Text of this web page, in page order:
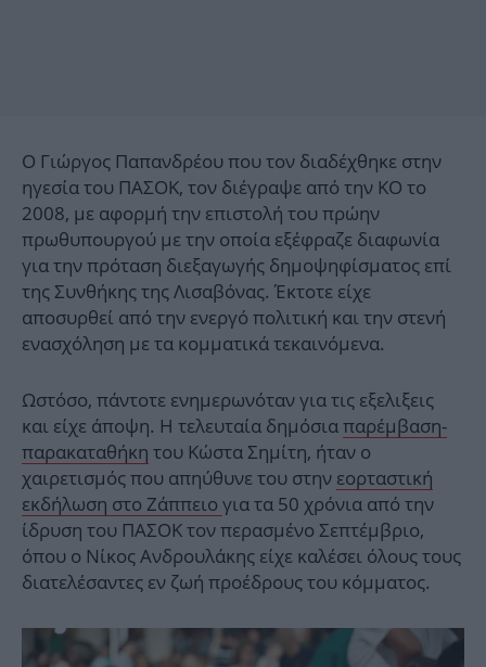
Ο Γιώργος Παπανδρέου που τον διαδέχθηκε στην
ηγεσία του ΠΑΣΟΚ, τον διέγραψε από την ΚΟ το
2008, με αφορμή την επιστολή του πρώην
πρωθυπουργού με την οποία εξέφραζε διαφωνία
για την πρόταση διεξαγωγής δημοψηφίσματος επί
της Συνθήκης της Λισαβόνας. Έκτοτε είχε
αποσυρθεί από την ενεργό πολιτική και την στενή
ενασχόληση με τα κομματικά τεκαινόμενα.
Ωστόσο, πάντοτε ενημερωνόταν για τις εξελιξεις
και είχε άποψη. Η τελευταία δημόσιαπαρέμβαση-
παρακαταθήκη του Κώστα Σημίτη, ήταν ο
χαιρετισμός που απηύθυνε του στην εορταστική
εκδήλωση στο Ζάππειο για τα 50 χρόνια από την
ίδρυση του ΠΑΣΟΚ τον περασμένο Σεπτέμβριο,
όπου ο Νίκος Ανδρουλάκης είχε καλέσει όλους τους
διατελέσαντες εν ζωή προέδρους του κόμματος.